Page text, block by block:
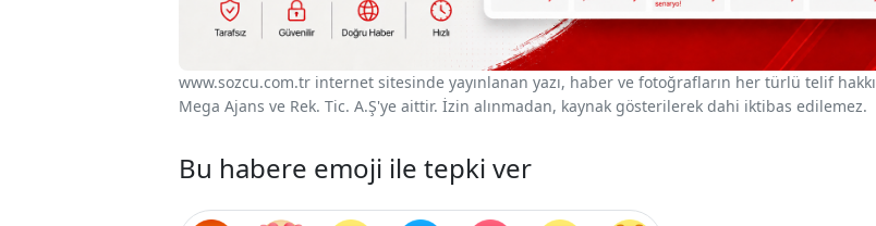
www.sozcu.com.tr internet sitesinde yayınlanan yazı, haber ve fotoğrafların her türlü telif hakkı
Mega Ajans ve Rek. Tic. A.Ş'ye aittir. İzin alınmadan, kaynak gösterilerek dahi iktibas edilemez.
Bu habere emoji ile tepki ver